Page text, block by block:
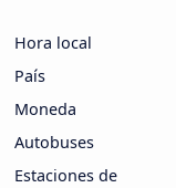
Hora local
País
Moneda
Autobuses
Estaciones de